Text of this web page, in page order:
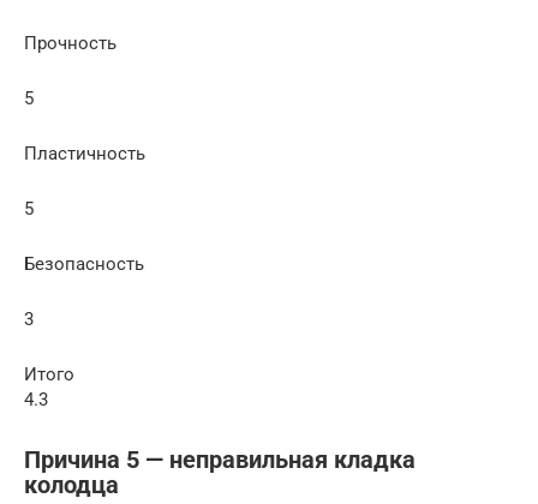
Прочность
5
Пластичность
5
Безопасность
3
Итого
4.3
Причина 5 — неправильная кладка
колодца